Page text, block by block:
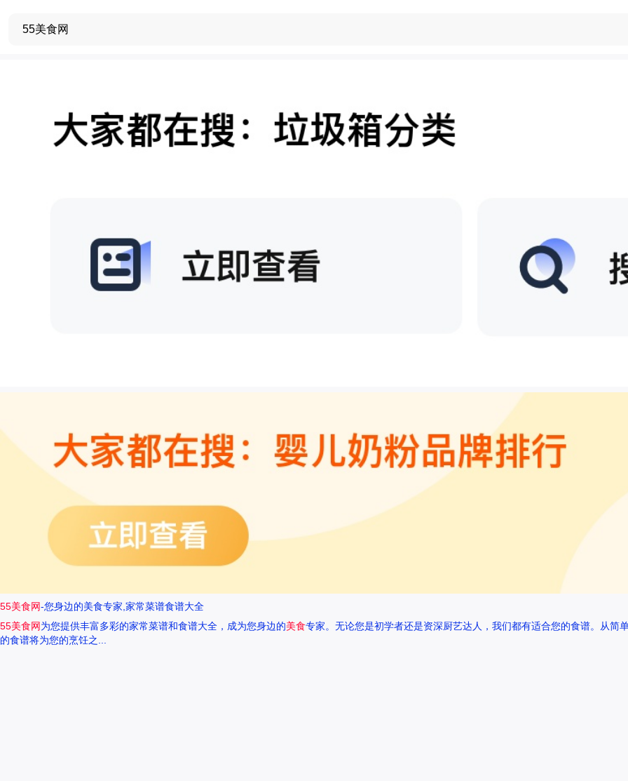
55美食网-您身边的美食专家,家常菜谱食谱大全
55美食网为您提供丰富多彩的家常菜谱和食谱大全，成为您身边的美食专家。无论您是初学者还是资深厨艺达人，我们都有适合您的食谱。从简
的食谱将为您的烹饪之...